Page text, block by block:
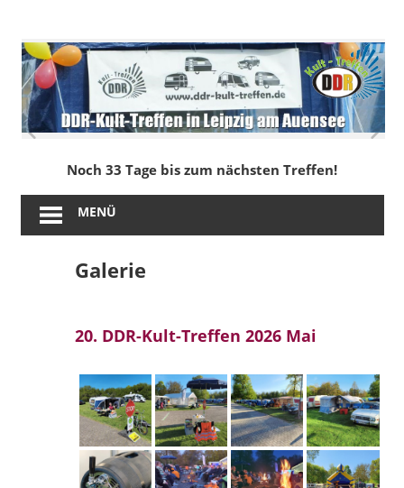
springen
DDR-
Kult-
Treffen
in
Leipzig
am
Noch 33 Tage bis zum nächsten Treffen!
MENÜ
Galerie
20. DDR-Kult-Treffen 2026 Mai